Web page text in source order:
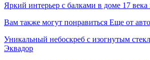
Яркий интерьер с балками в доме 17
Вам также могут понравиться Еще от
Уникальный небоскреб с изогнутым
Эквадор